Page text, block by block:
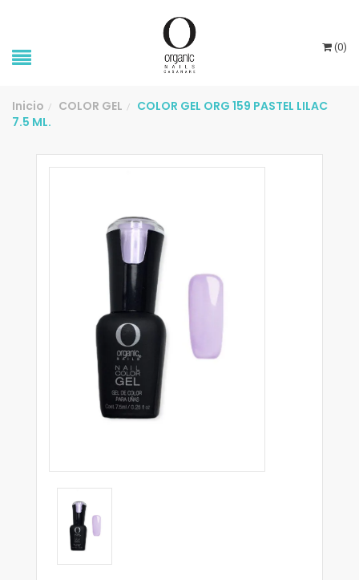
(0)
Inicio / COLOR GEL /
COLOR GEL ORG 159 PASTEL LILAC
7.5 ML.